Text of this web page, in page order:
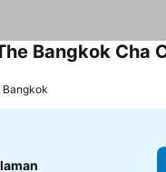
Bangkok Cha
Bangkok